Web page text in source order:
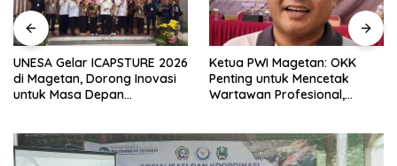
UNESA Gelar ICAPSTURE 2026
di Magetan, Dorong Inovasi
untuk Masa Depan
Ketua PWI Magetan: OKK
Penting untuk Mencetak
Wartawan Profesional,